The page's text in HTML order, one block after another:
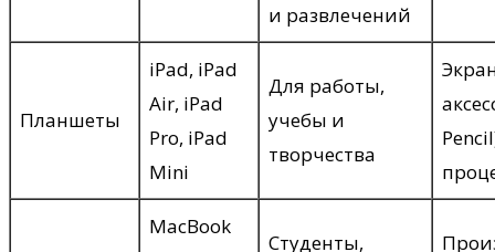
и развлечений
Планшеты
iPad, iPad
Air, iPad
Pro, iPad
Mini
Для работы,
учебы и
творчества
MacBook
Студенты,